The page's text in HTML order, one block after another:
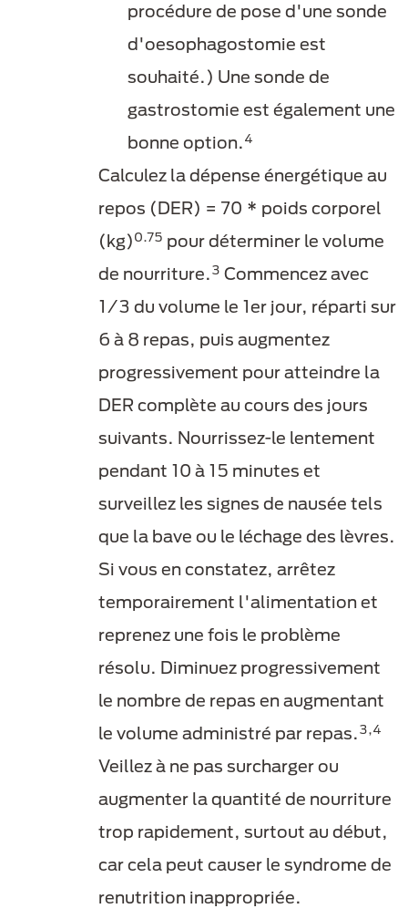
procédure de pose d'une sonde
d'oesophagostomie est
souhaité.) Une sonde de
gastrostomie est également une
bonne option.4
Calculez la dépense énergétique au
repos (DER) = 70 * poids corporel
(kg)0.75 pour déterminer le volume
de nourriture.3 Commencez avec
1/3 du volume le 1er jour, réparti sur
6 à 8 repas, puis augmentez
progressivement pour atteindre la
DER complète au cours des jours
suivants. Nourrissez-le lentement
pendant 10 à 15 minutes et
surveillez les signes de nausée tels
que la bave ou le léchage des lèvres.
Si vous en constatez, arrêtez
temporairement l'alimentation et
reprenez une fois le problème
résolu. Diminuez progressivement
le nombre de repas en augmentant
le volume administré par repas.3,4
Veillez à ne pas surcharger ou
augmenter la quantité de nourriture
trop rapidement, surtout au début,
car cela peut causer le syndrome de
renutrition inappropriée.